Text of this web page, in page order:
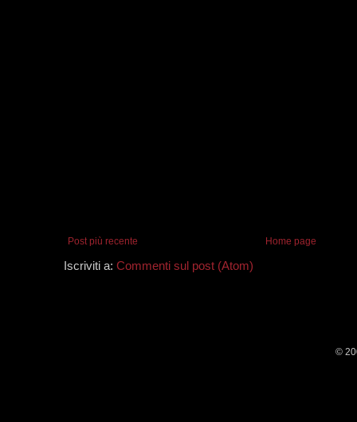
Post più recente Home page
Iscriviti a: Commenti sul post (Atom)
©